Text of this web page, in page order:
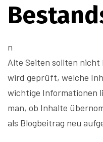
n
Alte Seiten sollten
wird geprüft, welche
wichtige Informationen
man, ob Inhalte
als Blogbeitrag neu